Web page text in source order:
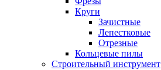
Круги
Зачистные
Лепестковые
Отрезные
Кольцевые пилы
Строительный инструмент